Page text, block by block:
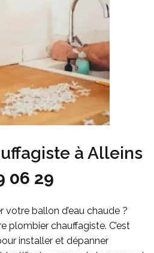
à Alleins
06 29
votre ballon d’eau chaude ?
plombier chauffagiste. C’est
installer et dépanner